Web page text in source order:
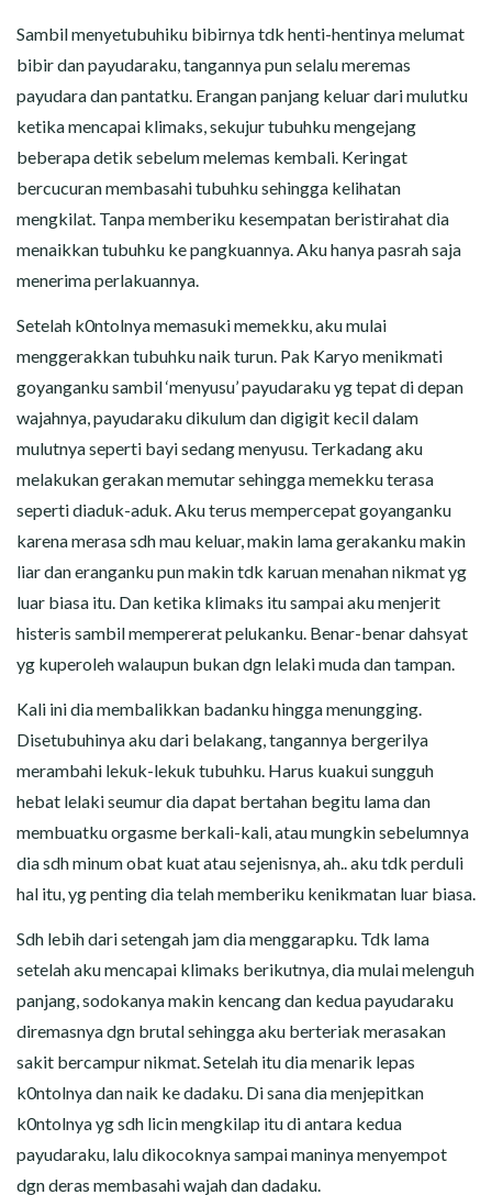
Sambil menyetubuhiku bibirnya tdk henti-hentinya melumat
bibir dan payudaraku, tangannya pun selalu meremas
payudara dan pantatku. Erangan panjang keluar dari mulutku
ketika mencapai klimaks, sekujur tubuhku mengejang
beberapa detik sebelum melemas kembali. Keringat
bercucuran membasahi tubuhku sehingga kelihatan
mengkilat. Tanpa memberiku kesempatan beristirahat dia
menaikkan tubuhku ke pangkuannya. Aku hanya pasrah saja
menerima perlakuannya.
Setelah k0ntolnya memasuki memekku, aku mulai
menggerakkan tubuhku naik turun. Pak Karyo menikmati
goyanganku sambil ‘menyusu’ payudaraku yg tepat di depan
wajahnya, payudaraku dikulum dan digigit kecil dalam
mulutnya seperti bayi sedang menyusu. Terkadang aku
melakukan gerakan memutar sehingga memekku terasa
seperti diaduk-aduk. Aku terus mempercepat goyanganku
karena merasa sdh mau keluar, makin lama gerakanku makin
liar dan eranganku pun makin tdk karuan menahan nikmat yg
luar biasa itu. Dan ketika klimaks itu sampai aku menjerit
histeris sambil mempererat pelukanku. Benar-benar dahsyat
yg kuperoleh walaupun bukan dgn lelaki muda dan tampan.
Kali ini dia membalikkan badanku hingga menungging.
Disetubuhinya aku dari belakang, tangannya bergerilya
merambahi lekuk-lekuk tubuhku. Harus kuakui sungguh
hebat lelaki seumur dia dapat bertahan begitu lama dan
membuatku orgasme berkali-kali, atau mungkin sebelumnya
dia sdh minum obat kuat atau sejenisnya, ah.. aku tdk perduli
hal itu, yg penting dia telah memberiku kenikmatan luar biasa.
Sdh lebih dari setengah jam dia menggarapku. Tdk lama
setelah aku mencapai klimaks berikutnya, dia mulai melenguh
panjang, sodokanya makin kencang dan kedua payudaraku
diremasnya dgn brutal sehingga aku berteriak merasakan
sakit bercampur nikmat. Setelah itu dia menarik lepas
k0ntolnya dan naik ke dadaku. Di sana dia menjepitkan
k0ntolnya yg sdh licin mengkilap itu di antara kedua
payudaraku, lalu dikocoknya sampai maninya menyempot
dgn deras membasahi wajah dan dadaku.